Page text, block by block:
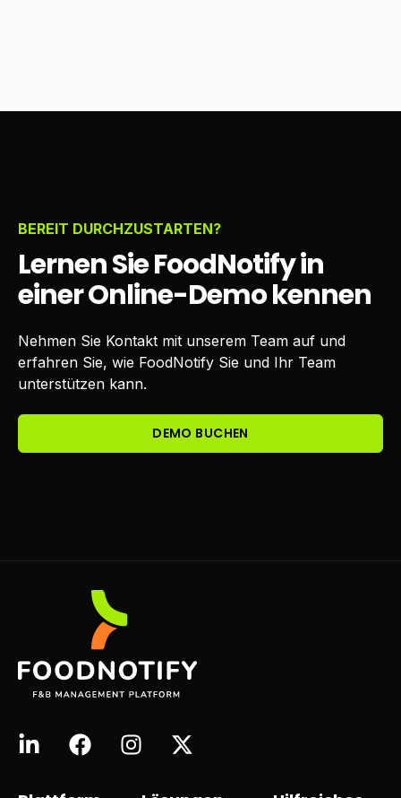
BEREIT DURCHZUSTARTEN?
Lernen Sie FoodNotify in
einer Online-Demo kennen
Nehmen Sie Kontakt mit unserem Team auf und
erfahren Sie, wie FoodNotify Sie und Ihr Team
unterstützen kann.
DEMO BUCHEN